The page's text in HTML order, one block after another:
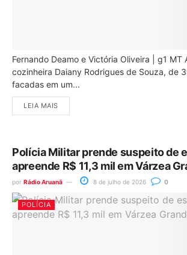
Fernando Deamo e Victória Oliveira | g1 MT
cozinheira Daiany Rodrigues de Souza, de
facadas em um...
LEIA MAIS
Polícia Militar prende suspeito de
apreende R$ 11,3 mil em Várzea
por Rádio Aruanã 8 de julho de 2026 0
POLÍCIA